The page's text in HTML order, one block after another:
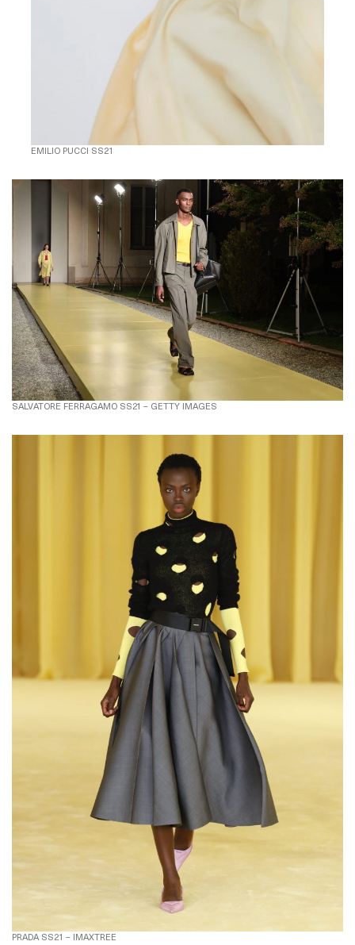
EMILIO PUCCI SS21
SALVATORE FERRAGAMO SS21 – GETTY IMAGES
PRADA SS21 – IMAXTREE